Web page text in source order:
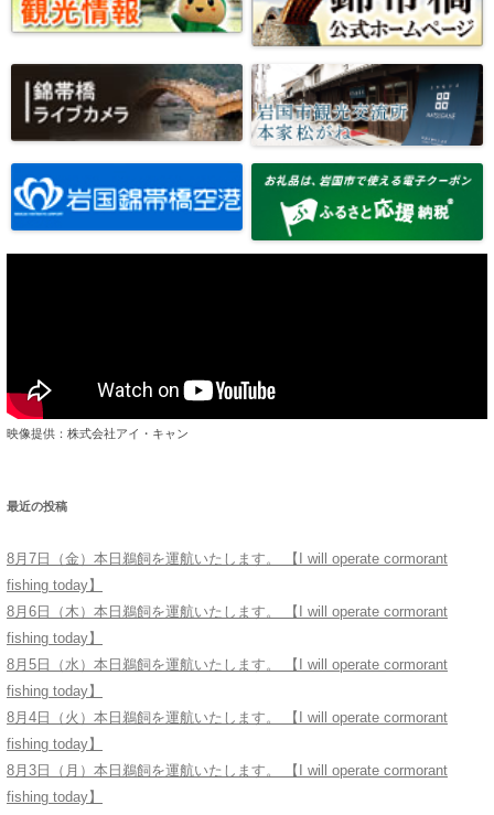
映像提供：株式会社アイ・キャン
最近の投稿
8月7日（金）本日鵜飼を運航いたします。 【I will operate cormorant
fishing today】
8月6日（木）本日鵜飼を運航いたします。 【I will operate cormorant
fishing today】
8月5日（水）本日鵜飼を運航いたします。 【I will operate cormorant
fishing today】
8月4日（火）本日鵜飼を運航いたします。 【I will operate cormorant
fishing today】
8月3日（月）本日鵜飼を運航いたします。 【I will operate cormorant
fishing today】